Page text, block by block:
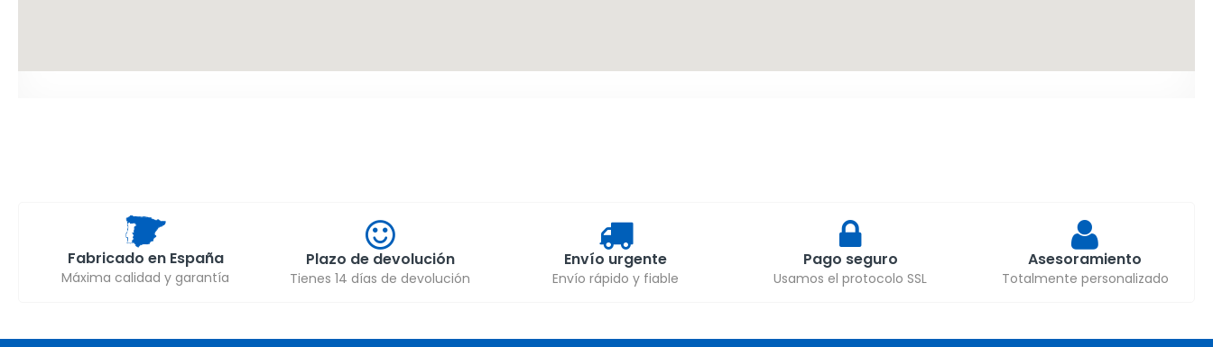
Fabricado en España
Máxima calidad y garantía
Plazo de devolución
Tienes 14 días de devolución
Envío urgente
Envío rápido y fiable
Pago seguro
Usamos el protocolo SSL
Asesoramiento
Totalmente personalizado